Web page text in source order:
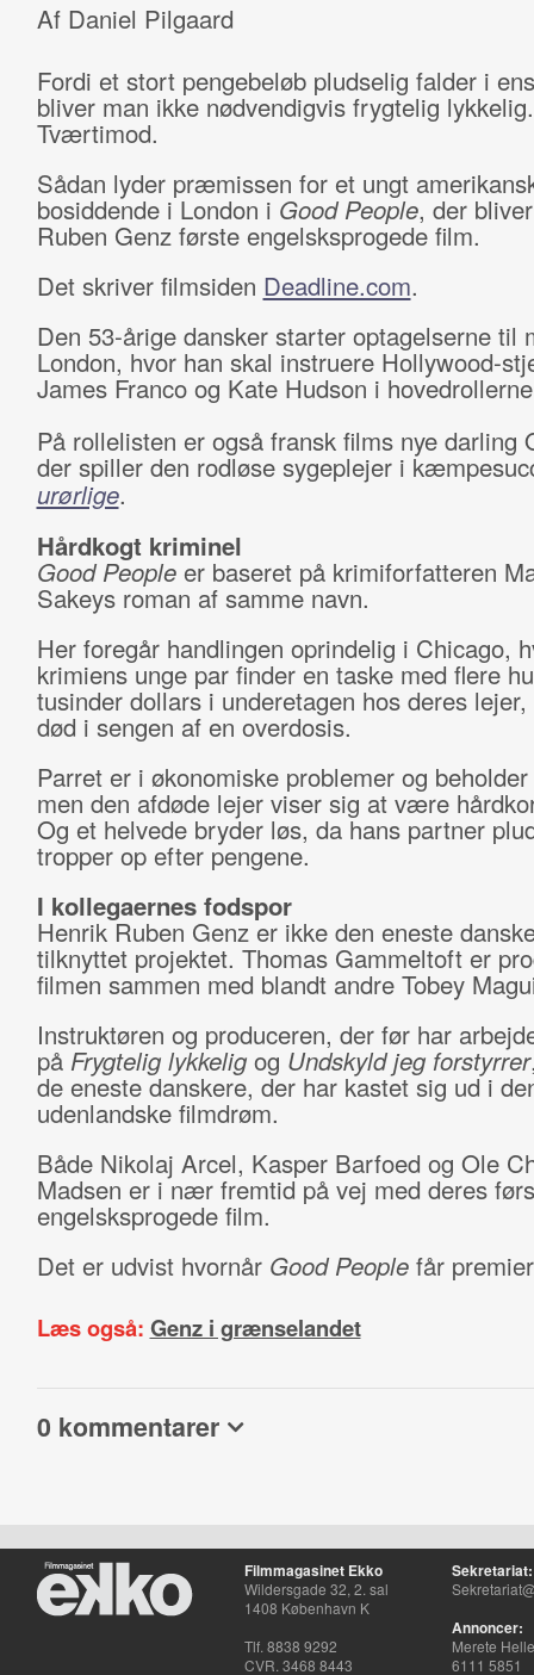
Af Daniel Pilgaard
Fordi et stort pengebeløb pludselig falder i
bliver man ikke nødvendigvis frygtelig lykkelig.
Tværtimod.
Sådan lyder præmissen for et ungt
bosiddende i London i Good People, der
Ruben Genz første engelsksprogede film.
Det skriver filmsiden Deadline.com.
Den 53-årige dansker starter optagelserne til
London, hvor han skal instruere Hollywood-
James Franco og Kate Hudson i
På rollelisten er også fransk films nye darling
der spiller den rodløse sygeplejer i
urørlige.
Hårdkogt kriminel
Good People er baseret på krimiforfatteren
Sakeys roman af samme navn.
Her foregår handlingen oprindelig i Chicago,
krimiens unge par finder en taske med flere
tusinder dollars i underetagen hos deres
død i sengen af en overdosis.
Parret er i økonomiske problemer og
men den afdøde lejer viser sig at være
Og et helvede bryder løs, da hans partner
tropper op efter pengene.
I kollegaernes fodspor
Henrik Ruben Genz er ikke den eneste
tilknyttet projektet. Thomas Gammeltoft er
filmen sammen med blandt andre Tobey
Instruktøren og produceren, der før har
på Frygtelig lykkelig og Undskyld jeg forstyrrer
de eneste danskere, der har kastet sig ud i
udenlandske filmdrøm.
Både Nikolaj Arcel, Kasper Barfoed og Ole
Madsen er i nær fremtid på vej med deres
engelsksprogede film.
Det er udvist hvornår Good People får
Læs også: Genz i grænselandet
0 kommentarer
Filmmagasinet Ekko
Wildersgade 32, 2. sal
1408 København K
Tlf. 8838 9292
CVR. 3468 8443
Sekretariat:
Annoncer:
Merete
6111 5851